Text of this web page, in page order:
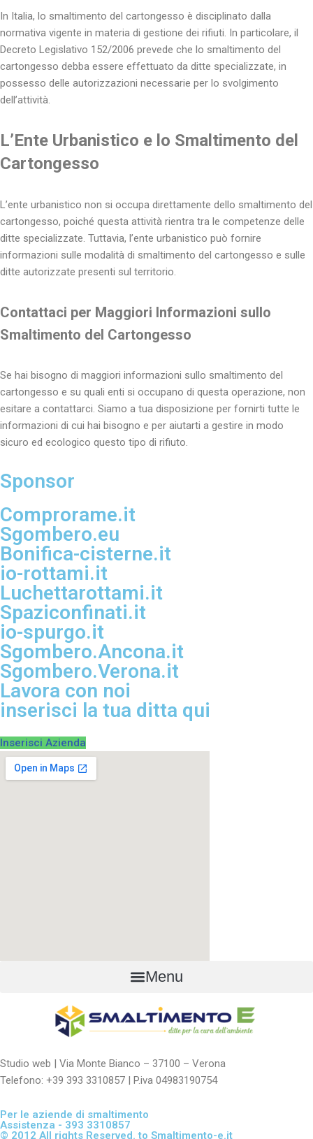
In Italia, lo smaltimento del cartongesso è disciplinato dalla
normativa vigente in materia di gestione dei rifiuti. In particolare, il
Decreto Legislativo 152/2006 prevede che lo smaltimento del
cartongesso debba essere effettuato da ditte specializzate, in
possesso delle autorizzazioni necessarie per lo svolgimento
dell’attività.
L’Ente Urbanistico e lo Smaltimento del
Cartongesso
L’ente urbanistico non si occupa direttamente dello smaltimento del
cartongesso, poiché questa attività rientra tra le competenze delle
ditte specializzate. Tuttavia, l’ente urbanistico può fornire
informazioni sulle modalità di smaltimento del cartongesso e sulle
ditte autorizzate presenti sul territorio.
Contattaci per Maggiori Informazioni sullo
Smaltimento del Cartongesso
Se hai bisogno di maggiori informazioni sullo smaltimento del
cartongesso e su quali enti si occupano di questa operazione, non
esitare a contattarci. Siamo a tua disposizione per fornirti tutte le
informazioni di cui hai bisogno e per aiutarti a gestire in modo
sicuro ed ecologico questo tipo di rifiuto.
Sponsor
Comprorame.it
Sgombero.eu
Bonifica-cisterne.it
io-rottami.it
Luchettarottami.it
Spaziconfinati.it
io-spurgo.it
Sgombero.Ancona.it
Sgombero.Verona.it
Lavora con noi
inserisci la tua ditta qui
Inserisci Azienda
Menu
Studio web | Via Monte Bianco – 37100 – Verona
Telefono: +39 393 3310857 | P.iva 04983190754
Per le aziende di smaltimento
Assistenza - 393 3310857
© 2012 All rights Reserved. to Smaltimento-e.it